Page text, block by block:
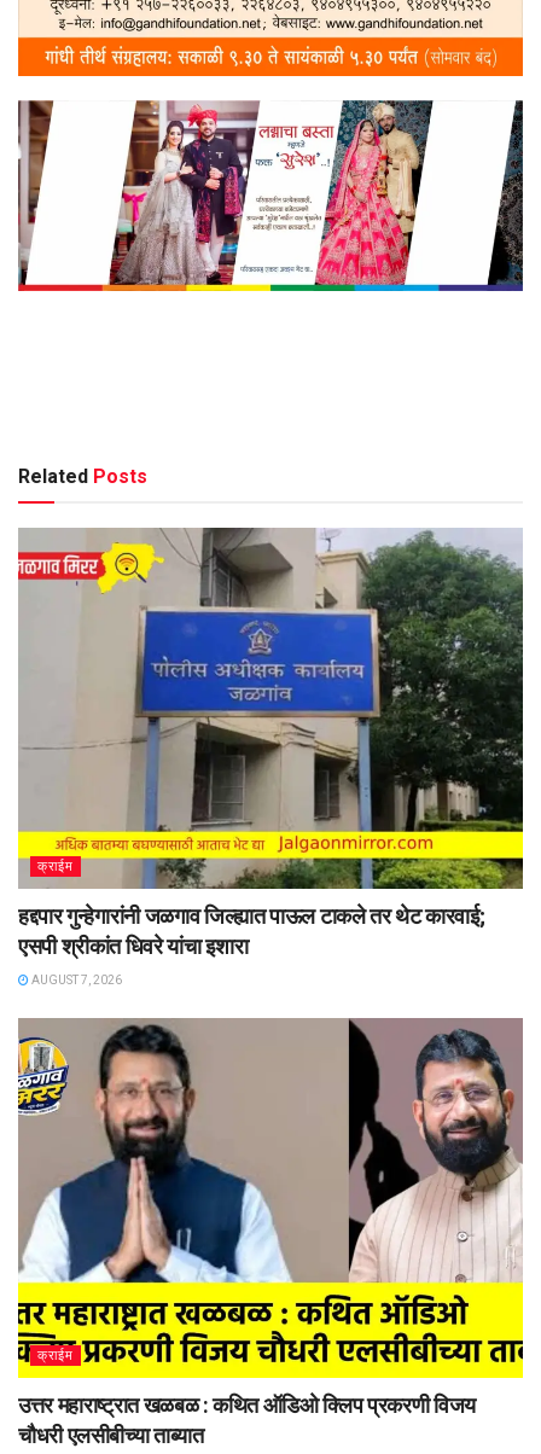
Related Posts
क्राईम
हद्दपार गुन्हेगारांनी जळगाव जिल्ह्यात पाऊल टाकले तर थेट कारवाई;
एसपी श्रीकांत धिवरे यांचा इशारा
AUGUST 7, 2026
क्राईम
उत्तर महाराष्ट्रात खळबळ : कथित ऑडिओ क्लिप प्रकरणी विजय
चौधरी एलसीबीच्या ताब्यात